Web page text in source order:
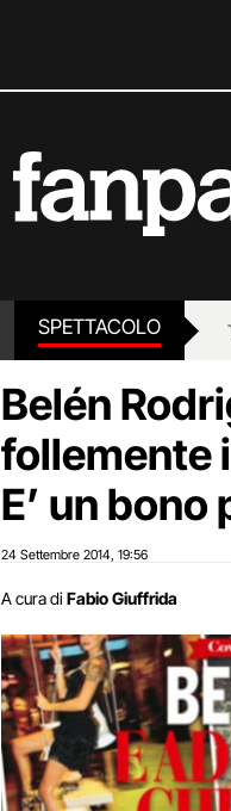
SPETTACOLO
Belén
follemente
E’ un bono
24 Settembre 2014 19:56
A cura di Fabio Giuffrida